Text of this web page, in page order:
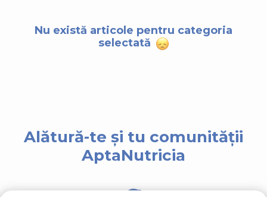
Nu există articole pentru categoria
selectată
Alătură-te și tu comunității
AptaNutricia